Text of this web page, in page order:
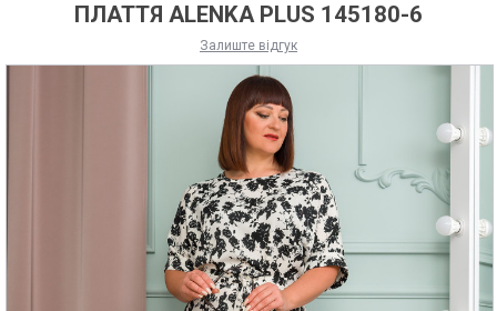
ПЛАТТЯ ALENKA PLUS 145180-6
Залиште відгук